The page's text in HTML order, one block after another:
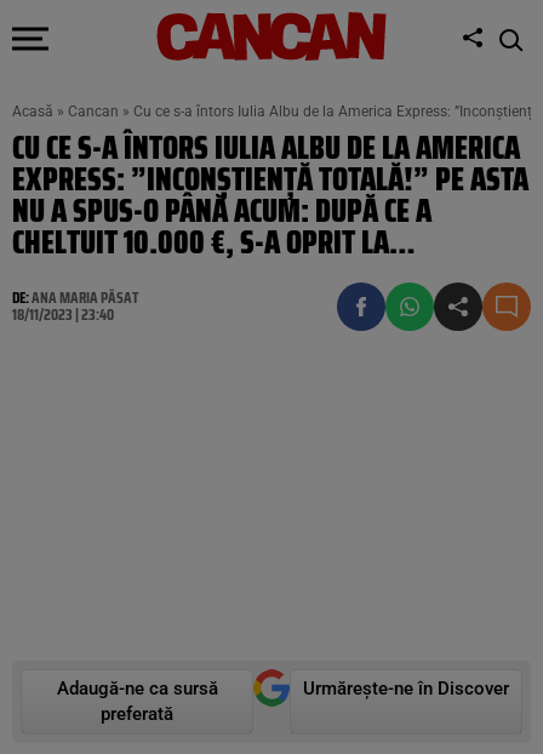
Acasă » Cancan » Cu ce s-a întors Iulia Albu de la America Express:
CU CE S-A ÎNTORS IULIA ALBU DE LA AMERICA
EXPRESS: ”INCONȘTIENȚĂ TOTALĂ!” PE ASTA
NU A SPUS-O PÂNĂ ACUM: DUPĂ CE A
CHELTUIT 10.000 €, S-A OPRIT LA…
DE:ANA MARIA PĂSAT
18/11/2023 | 23:40
Adaugă-ne ca sursă
preferată
Urmărește-ne în Discover